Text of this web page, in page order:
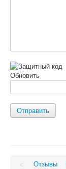
Обновить
Отправить
Отзывы